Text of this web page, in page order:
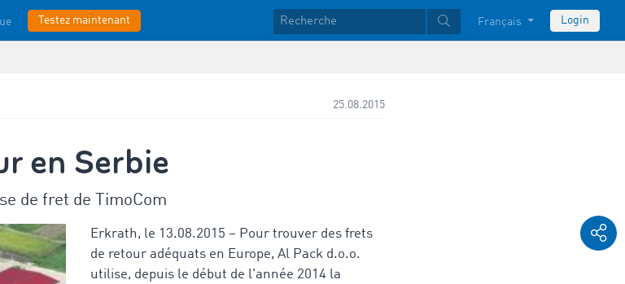
Testez maintenant Français Login
25.08.2015
en Serbie
de fret de TimoCom
Erkrath, le 13.08.2015 – Pour trouver des frets
de retour adéquats en Europe, Al Pack d.o.o.
utilise, depuis le début de l'année 2014 la